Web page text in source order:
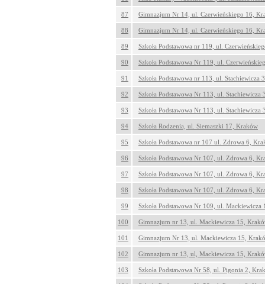
87 Gimnazjum Nr 14, ul. Czerwieńskiego 16,
88 Gimnazjum Nr 14, ul. Czerwieńskiego 16,
89 Szkoła Podstawowa nr 119, ul.
90 Szkoła Podstawowa Nr 119, ul.
91 Szkoła Podstawowa nr 113, ul. Stachiewicza
92 Szkoła Podstawowa Nr 113, ul. Stachiewicza
93 Szkoła Podstawowa Nr 113, ul. Stachiewicza
94 Szkoła Rodzenia, ul. Siemaszki 17, Kraków
95 Szkoła Podstawowa nr 107 ul. Zdrowa 6,
96 Szkoła Podstawowa Nr 107, ul. Zdrowa 6,
97 Szkoła Podstawowa Nr 107, ul. Zdrowa 6,
98 Szkoła Podstawowa Nr 107, ul. Zdrowa 6,
99 Szkoła Podstawowa Nr 109, ul. Mackiewicza
100 Gimnazjum nr 13, ul. Mackiewicza 15,
101 Gimnazjum Nr 13, ul. Mackiewicza 15,
102 Gimnazjum nr 13, ul, Mackiewicza 15,
103 Szkoła Podstawowa Nr 58, ul. Pigonia 2,